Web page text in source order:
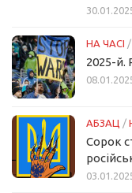
НА ЧАСІ /
2025-й.
АБЗАЦ /
Сорок